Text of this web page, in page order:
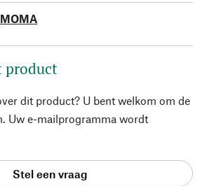
MOMA
product
dit product? U bent welkom om de
Uw e-mailprogramma wordt
Stel een vraag